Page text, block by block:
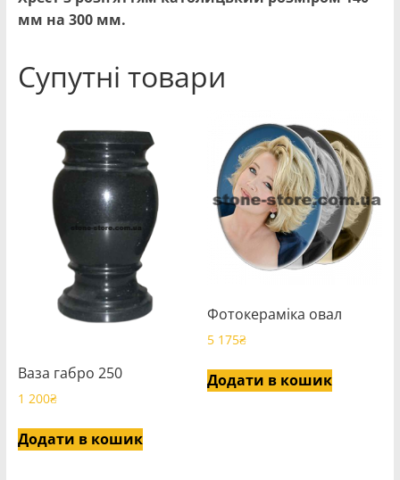
мм на 300 мм.
Супутні товари
Ваза габро 250
1 200₴
Додати в кошик
Фотокераміка овал
5 175₴
Додати в кошик